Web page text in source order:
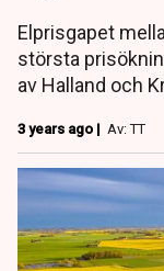
Elprisgapet
största
av Halland och
3 years ago | Av: TT